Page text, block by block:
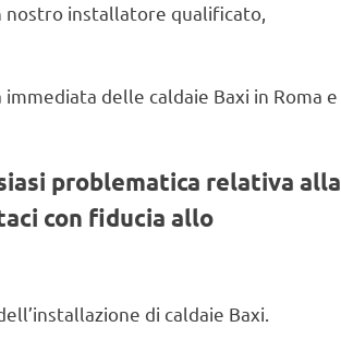
nostro installatore qualificato,
delle caldaie Baxi in Roma e
problematica relativa alla
con fiducia allo
di caldaie Baxi.